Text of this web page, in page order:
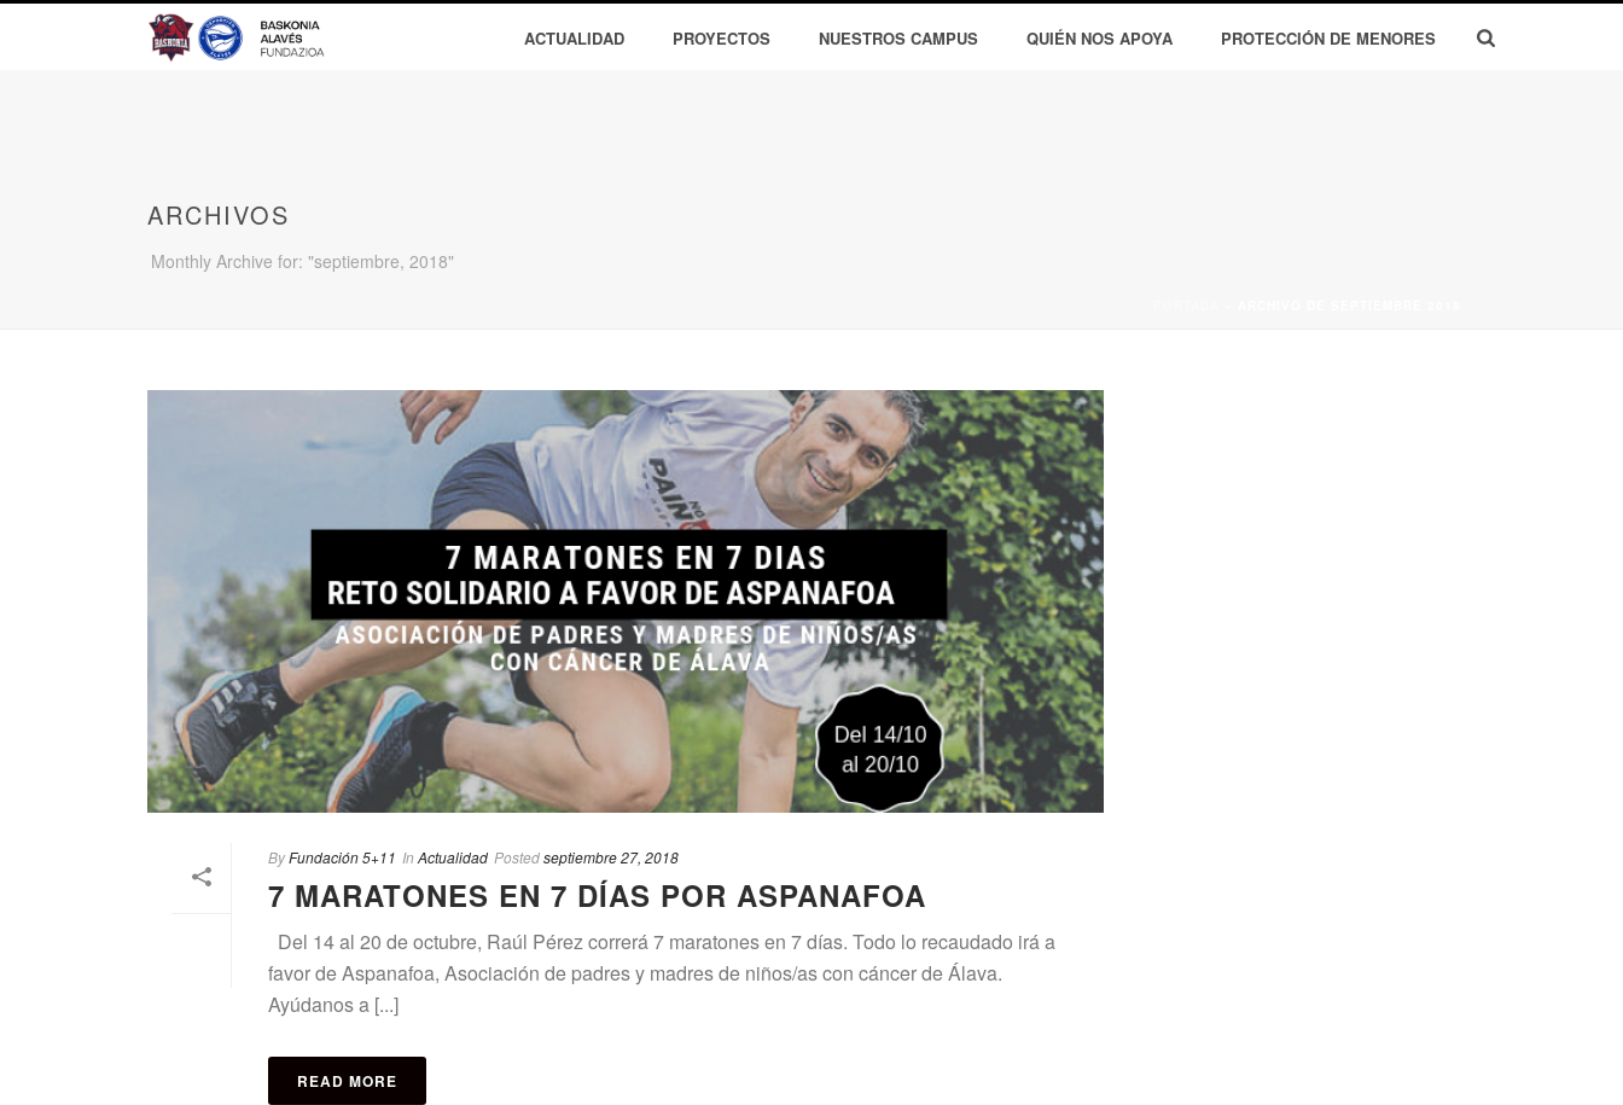
ACTUALIDAD PROYECTOS NUESTROS CAMPUS QUIÉN NOS APOYA PROTECCIÓN DE MENORES
ARCHIVOS
Monthly Archive for: "septiembre, 2018"
ByFundación 5+11 In Actualidad Postedseptiembre 27, 2018
7 MARATONES EN 7 DÍAS POR ASPANAFOA
Del 14 al 20 de octubre, Raúl Pérez correrá 7 maratones en 7 días. Todo lo recaudado irá a
favor de Aspanafoa, Asociación de padres y madres de niños/as con cáncer de Álava.
Ayúdanos a [...]
READ MORE